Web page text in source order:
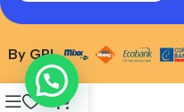
By GRL